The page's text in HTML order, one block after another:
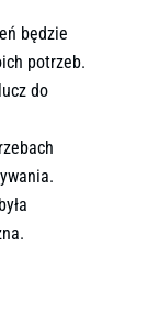
będzie
potrzeb.
do